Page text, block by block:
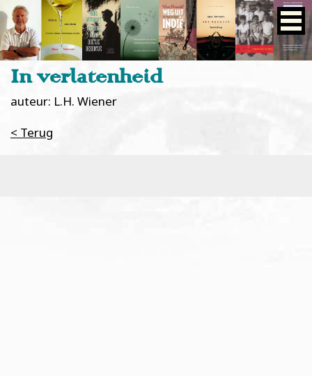
In verlatenheid
auteur: L.H. Wiener
< Terug